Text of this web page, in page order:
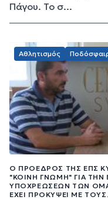
Πάγου. Το σ...
Αθλητισμός
Ο ΠΡΌΕΔΡΟΣ ΤΗΣ ΕΠΣ
"ΚΟΙΝΉ ΓΝΏΜΗ" ΓΙΑ ΤΗΝ
ΥΠΟΧΡΕΏΣΕΩΝ ΤΩΝ
ΈΧΕΙ ΠΡΟΚΎΨΕΙ ΜΕ